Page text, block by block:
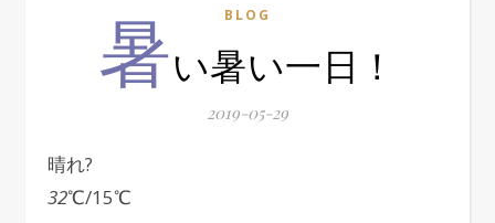
BLOG
暑い暑い一日！
2019-05-29
晴れ?
32℃/15℃